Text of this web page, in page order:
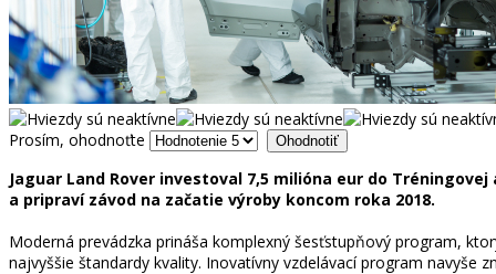
Prosím, ohodnoťte
Jaguar Land Rover investoval 7,5 milióna eur do
a pripraví závod na začatie výroby koncom roka 2018.
Moderná prevádzka prináša komplexný šesťstupňový program,
najvyššie štandardy kvality. Inovatívny vzdelávací program navyše